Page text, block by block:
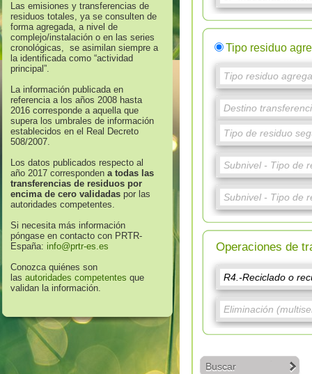
Las emisiones y transferencias de
residuos totales, ya se consulten de
forma agregada, a nivel de
complejo/instalación o en las series
cronológicas, se asimilan siempre a
la identificada como “actividad
principal”.
La información publicada en
referencia a los años 2008 hasta
2016 corresponde a aquella que
supera los umbrales de información
establecidos en el Real Decreto
508/2007.
Los datos publicados respecto al
año 2017 corresponden a todas las
transferencias de residuos por
encima de cero validadas por las
autoridades competentes.
Si necesita más información
póngase en contacto con PRTR-
España: info@prtr-es.es
Conozca quiénes son
las autoridades competentes que
validan la información.
Tipo residuo
Operaciones de
Buscar